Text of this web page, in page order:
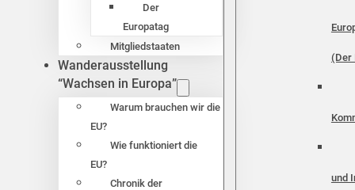
Der
Europatag
Mitgliedstaaten
Wanderausstellung
“Wachsen in Europa”
Warum brauchen wir die
EU?
Wie funktioniert die
EU?
Chronik der
(Der
und